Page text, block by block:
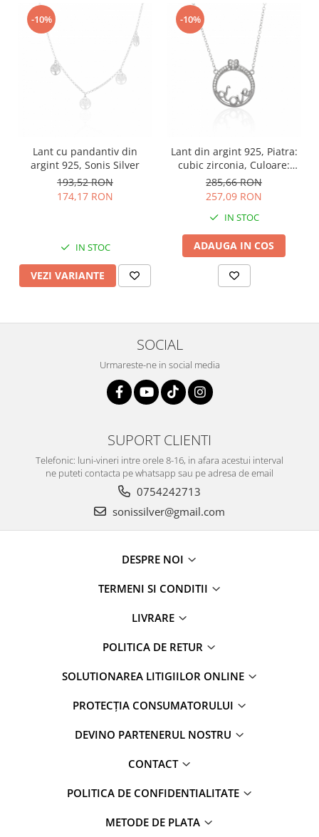
-10%
Lant cu pandantiv din
argint 925, Sonis Silver
193,52 RON
174,17 RON
IN STOC
VEZI VARIANTE
-10%
Lant din argint 925, Piatra:
cubic zirconia, Culoare:
transparenta, Sonis Silver
285,66 RON
257,09 RON
IN STOC
ADAUGA IN COS
SOCIAL
Urmareste-ne in social media
SUPORT CLIENTI
Telefonic: luni-vineri intre orele 8-16, in afara acestui interval
ne puteti contacta pe whatsapp sau pe adresa de email
0754242713
sonissilver@gmail.com
DESPRE NOI
TERMENI SI CONDITII
LIVRARE
POLITICA DE RETUR
SOLUTIONAREA LITIGIILOR ONLINE
PROTECȚIA CONSUMATORULUI
DEVINO PARTENERUL NOSTRU
CONTACT
POLITICA DE CONFIDENTIALITATE
METODE DE PLATA